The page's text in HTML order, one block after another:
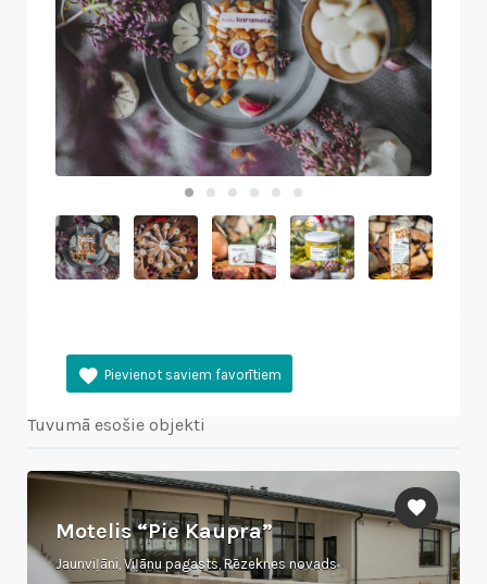
Tuvumā esošie objekti
Motelis “Pie Kaupra”
Jaunviļāni, Viļānu pagasts, Rēzeknes novads